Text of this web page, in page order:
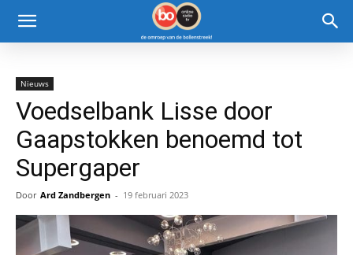
Nieuws
Voedselbank Lisse door
Gaapstokken benoemd tot
Supergaper
Door Ard Zandbergen - 19 februari 2023